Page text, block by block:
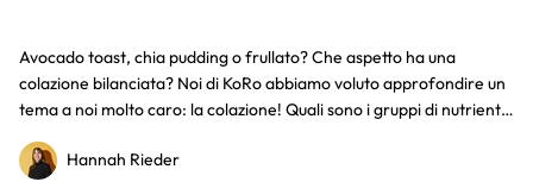
Avocado toast, chia pudding o frullato? Che aspetto ha una
colazione bilanciata? Noi di KoRo abbiamo voluto approfondire un
tema a noi molto caro: la colazione! Quali sono i gruppi di nutrienti
diciamo in questo articolo, insieme a qualche golosa idea per le tue
Hannah Rieder